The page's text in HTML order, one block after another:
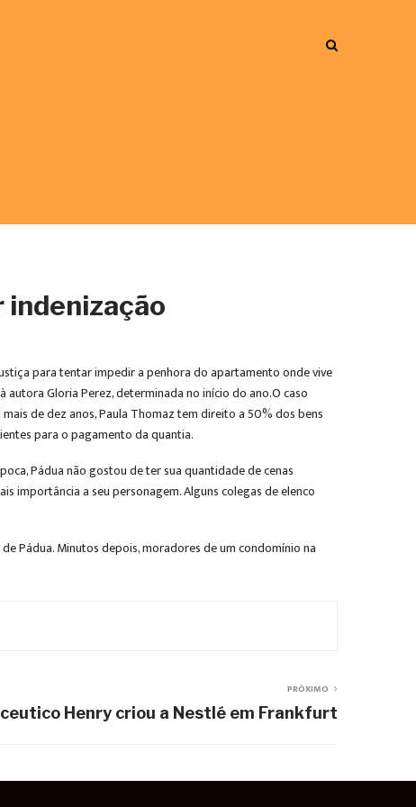
indenização
para tentar impedir a penhora do apartamento onde vive
Gloria Perez, determinada no início do ano.O caso
de dez anos, Paula Thomaz tem direito a 50% dos bens
para o pagamento da quantia.
Pádua não gostou de ter sua quantidade de cenas
importância a seu personagem. Alguns colegas de elenco
Pádua. Minutos depois, moradores de um condomínio na
PRÓXIMO
Henry criou a Nestlé em Frankfurt